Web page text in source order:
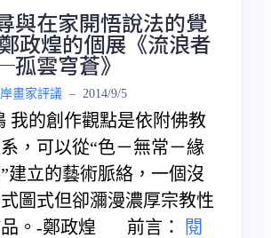
與在家開悟說法的覺
政煌的個展《流浪者
雲穹蒼》
畫家評議 – 2014/9/5
我的創作觀點是依附佛教
，可以從“色－無常－緣
建立的藝術脈絡，一個沒
圖式但卻瀰漫濃厚宗教性
品。-鄭政煌 前言：
閱